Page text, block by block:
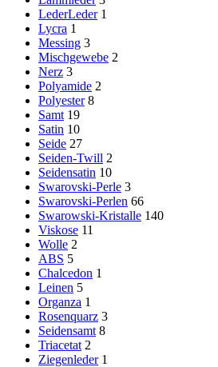
LederLeder 1
Lycra 1
Messing 3
Mischgewebe 2
Nerz 3
Polyamide 2
Polyester 8
Samt 19
Satin 10
Seide 27
Seiden-Twill 2
Seidensatin 10
Swarovski-Perle 3
Swarovski-Perlen 66
Swarowski-Kristalle 140
Viskose 11
Wolle 2
ABS 5
Chalcedon 1
Leinen 5
Organza 1
Rosenquarz 3
Seidensamt 8
Triacetat 2
Ziegenleder 1